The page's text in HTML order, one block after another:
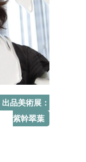
出品美術展：
紫幹翠葉